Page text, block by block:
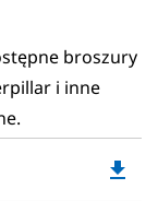
broszury
i inne
file_download